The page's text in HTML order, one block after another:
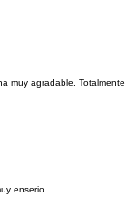
muy agradable. Totalmente
enserio.